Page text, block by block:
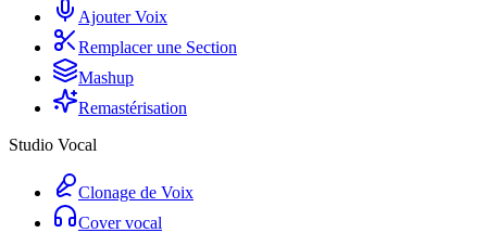
Ajouter Voix
Remplacer une Section
Mashup
Remastérisation
Studio Vocal
Clonage de Voix
Cover vocal